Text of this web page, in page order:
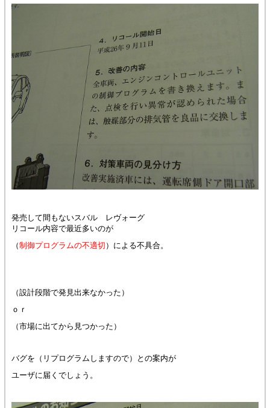
発売して間もないスバル レヴォーグ
リコール内容で最近多いのが
（制御プログラムの不適切 ）による不具合。
（設計段階で発見出来なかった）
ｏｒ
（市場に出てから見つかった）
バグを（リプログラムしますので）との案内が
ユーザに届くでしょう。